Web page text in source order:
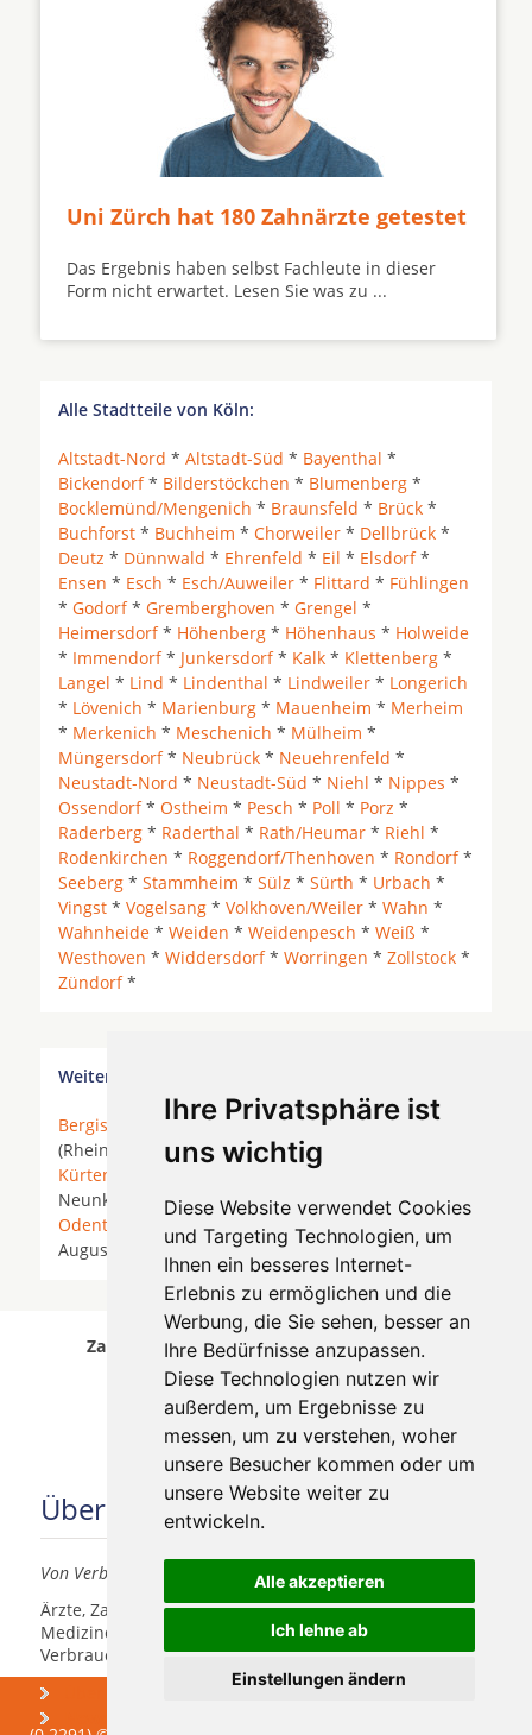
Ihre Privatsphäre ist
uns wichtig
Diese Website verwendet Cookies
und Targeting Technologien, um
Ihnen ein besseres Internet-
Erlebnis zu ermöglichen und die
Werbung, die Sie sehen, besser an
Ihre Bedürfnisse anzupassen.
Diese Technologien nutzen wir
außerdem, um Ergebnisse zu
messen, um zu verstehen, woher
unsere Besucher kommen oder um
unsere Website weiter zu
entwickeln.
Alle akzeptieren
Ich lehne ab
Einstellungen ändern
Uni Zürch hat 180 Zahnärzte getestet
Das Ergebnis haben selbst Fachleute in dieser
Form nicht erwartet. Lesen Sie was zu ...
Alle Stadtteile von Köln:
Altstadt-Nord * Altstadt-Süd * Bayenthal *
Bickendorf* Bilderstöckchen * Blumenberg *
Bocklemünd/Mengenich * Braunsfeld * Brück *
Buchforst * Buchheim * Chorweiler * Dellbrück *
Deutz * Dünnwald * Ehrenfeld * Eil * Elsdorf*
Ensen * Esch * Esch/Auweiler * Flittard * Fühlingen
* Godorf* Gremberghoven * Grengel *
Heimersdorf* Höhenberg * Höhenhaus * Holweide
* Immendorf* Junkersdorf* Kalk * Klettenberg *
Langel * Lind * Lindenthal * Lindweiler * Longerich
* Lövenich * Marienburg * Mauenheim * Merheim
* Merkenich * Meschenich * Mülheim *
Müngersdorf* Neubrück * Neuehrenfeld *
Neustadt-Nord * Neustadt-Süd * Niehl * Nippes *
Ossendorf* Ostheim * Pesch * Poll * Porz *
Raderberg * Raderthal * Rath/Heumar * Riehl *
Rodenkirchen * Roggendorf/Thenhoven * Rondorf*
Seeberg * Stammheim * Sülz * Sürth * Urbach *
Vingst * Vogelsang * Volkhoven/Weiler * Wahn *
Wahnheide * Weiden * Weidenpesch * Weiß *
Westhoven * Widdersdorf* Worringen * Zollstock *
Zündorf*
Weitere Orte in der Nähe von Köln Pesch
Bergisch Gladbach* Bonn *Bornheim* Bornheim
(Rheinland) * Brühl (Rheinland) *
Kürten
* Lindlar *Lohmar
Neunkirchen-Seelscheid *Neuss*Niederkassel*
Odenthal
Overath * Pulheim * Rösrath
* Sankt
Augustin * Siegburg *Troisdorf*Wesseling*
Zahnärzte für Zahnimplantete in Köln Pesch
wurde am 08 August 2026 aktualisiert.
Über uns
Von Verbrauchern für Verbraucher
Ärzte, Zahnärzte, Akustiker und andere
Medizindienstleister haben hier die Möglichkeit, sich
Verbrauchern vorzustellen.
Praxismarketing